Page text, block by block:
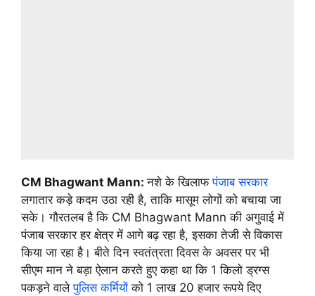
CM Bhagwant Mann:नशे के खिलाफपंजाब सरकार
लगातार कड़े कदम उठा रही है, ताकि मासूम लोगों को बचाया जा
सके। गौरतलब है कि CM Bhagwant Mann की अगुवाई में
पंजाब सरकार हर क्षेत्र में आगे बढ़ रहा है, इसका तेजी से विकास
किया जा रहा है। बीते दिन स्वतंत्रता दिवस के अवसर पर भी
सीएम मान ने बड़ा ऐलान करते हुए कहा था कि 1 किलो ड्रग्स
पकड़ने वालेपुलिस कर्मियोंको 1 लाख 20 हजार रूपये दिए